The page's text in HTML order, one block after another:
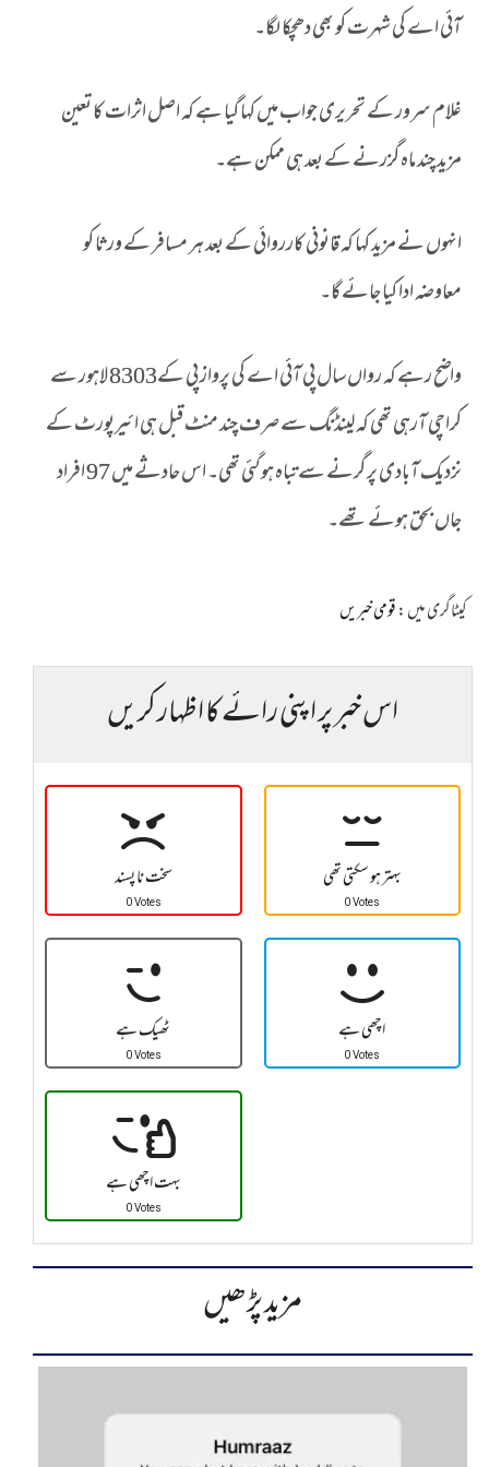
آئی اے کی شہرت کو بھی دھچکا لگا۔
غلام سرور کے تحریری جواب میں کہا گیا ہے کہ اصل اثرات کا تعین
مزید چند ماہ گزرنے کے بعد ہی ممکن ہے۔
انہوں نے مزید کہا کہ قانونی کارروائی کے بعد ہر مسافر کے ورثا کو
معاوضہ ادا کیا جائے گا۔
واضح رہے کہ رواں سال پی آئی اے کی پرواز پی کے8303 لاہور سے
کراچی آرہی تھی کہ لینڈنگ سے صرف چند منٹ قبل ہی ائیرپورٹ کے
نزدیک آبادی پر گرنے سےتباہ ہوگئی تھی۔ اس حادثے میں 97 افراد
جاں بحق ہوئے تھے۔
کیٹاگری میں :قومی خبریں
اس خبر پر اپنی رائے کا اظہار کریں
سخت نا پسند
0 Votes
بہتر ہو سکتی تھی
0 Votes
ٹھیک ہے
0 Votes
اچھی ہے
0 Votes
بہت اچھی ہے
0 Votes
مزید پڑھیں